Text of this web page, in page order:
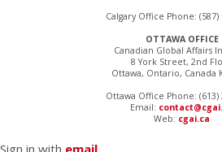
Calgary Office Phone: (587)
OTTAWA OFFICE
Canadian Global Affairs
8 York Street, 2nd
Ottawa, Ontario, Canada
Ottawa Office Phone: (613)
Email:
Web: cgai.ca
Sign in with email